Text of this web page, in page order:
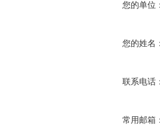
您的单位
您的姓名
联系电话
常用邮箱